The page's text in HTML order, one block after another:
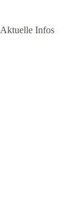
Aktuelle Infos